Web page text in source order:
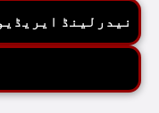
نیدرلینڈ